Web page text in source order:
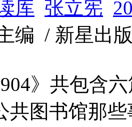
库 张立宪
编 / 新星出
》共包含
共图书馆那